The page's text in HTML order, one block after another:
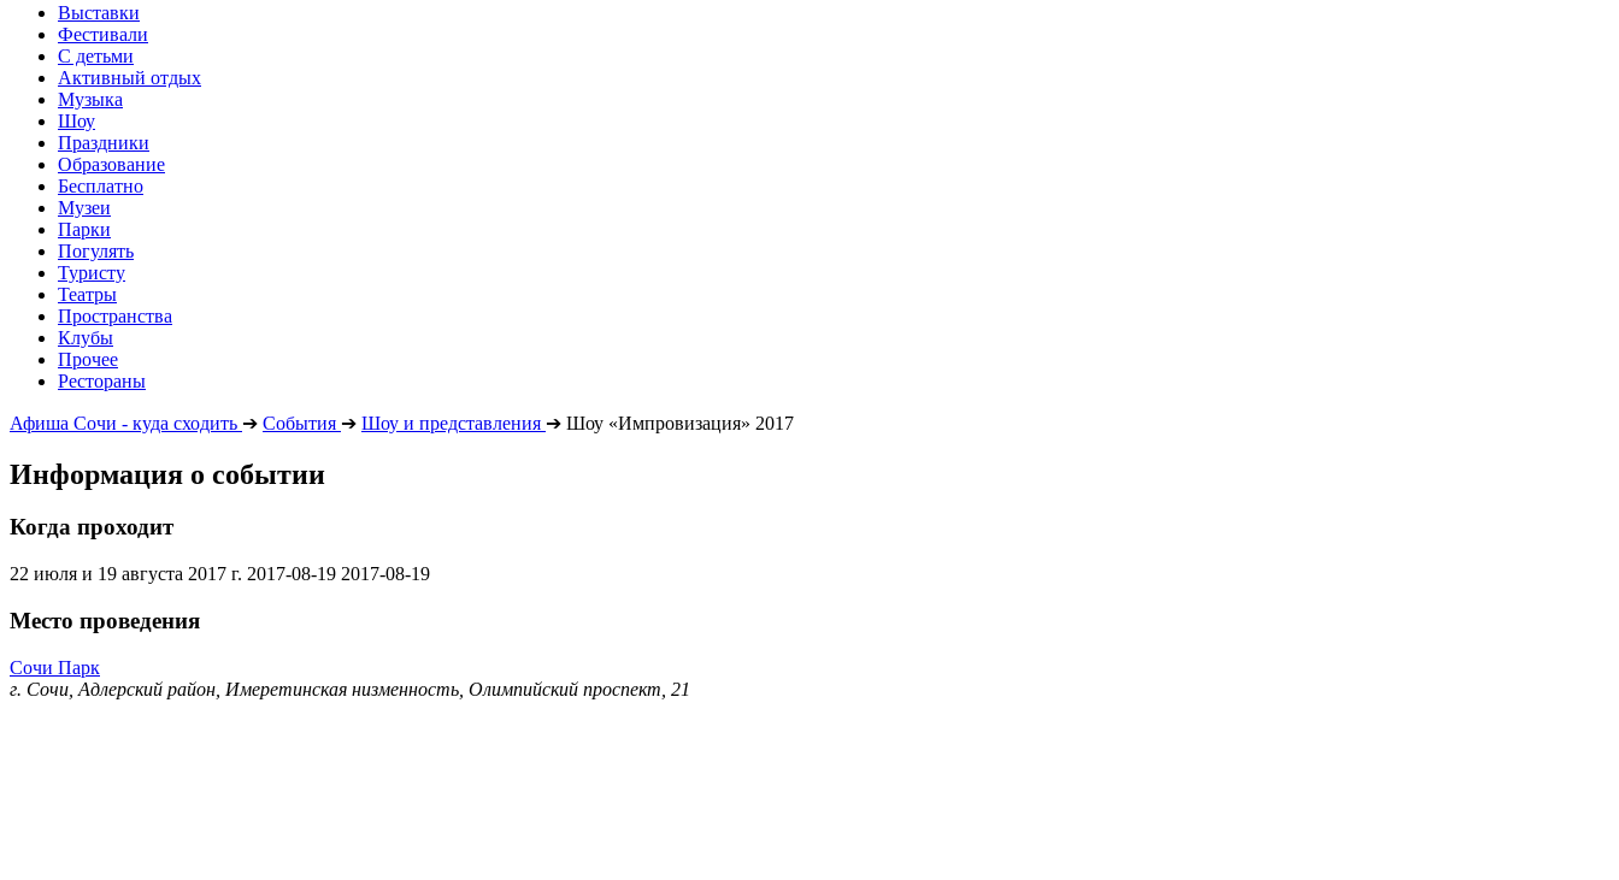
Выставки
Фестивали
С детьми
Активный отдых
Музыка
Шоу
Праздники
Образование
Бесплатно
Музеи
Парки
Погулять
Туристу
Театры
Пространства
Клубы
Прочее
Рестораны
Афиша Сочи - куда сходить ➔ События ➔ Шоу и представления ➔ Шоу «Импровизация» 2017
Информация о событии
Когда проходит
22 июля и 19 августа 2017 г. 2017-08-19 2017-08-19
Место проведения
Сочи Парк
г. Сочи, Адлерский район, Имеретинская низменность, Олимпийский проспект, 21